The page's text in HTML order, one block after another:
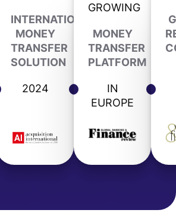
INTERNATIONAL
MONEY
TRANSFER
SOLUTION
2024
GROWING
MONEY
TRANSFER
PLATFORM
IN
EUROPE